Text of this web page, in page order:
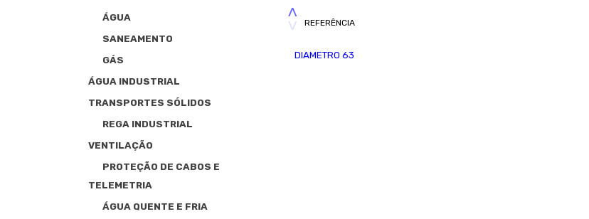
ÁGUA
SANEAMENTO
GÁS
ÁGUA INDUSTRIAL
TRANSPORTES SÓLIDOS
REGA INDUSTRIAL
VENTILAÇÃO
PROTEÇÃO DE CABOS E
TELEMETRIA
ÁGUA QUENTE E FRIA
REFERÊNCIA
DIAMETRO 63